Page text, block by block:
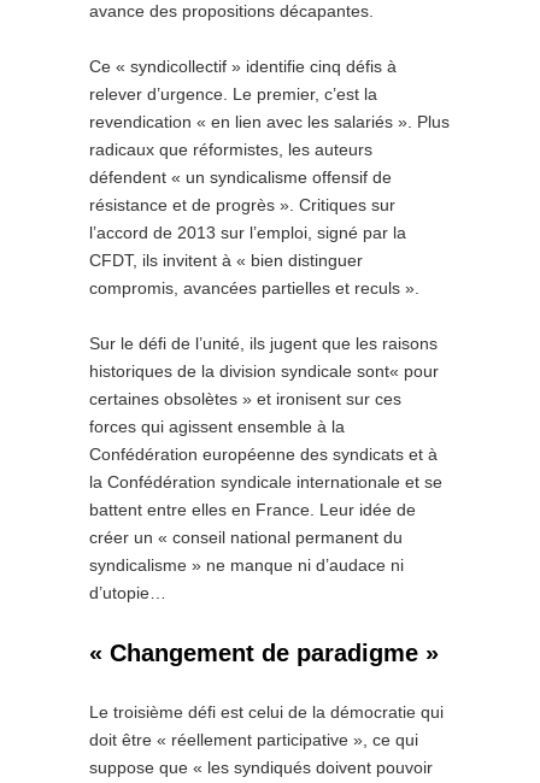
avance des propositions décapantes.
Ce « syndicollectif » identifie cinq défis à
relever d’urgence. Le premier, c’est la
revendication « en lien avec les salariés ». Plus
radicaux que réformistes, les auteurs
défendent « un syndicalisme offensif de
résistance et de progrès ». Critiques sur
l’accord de 2013 sur l’emploi, signé par la
CFDT, ils invitent à « bien distinguer
compromis, avancées partielles et reculs ».
Sur le défi de l’unité, ils jugent que les raisons
historiques de la division syndicale sont« pour
certaines obsolètes » et ironisent sur ces
forces qui agissent ensemble à la
Confédération européenne des syndicats et à
la Confédération syndicale internationale et se
battent entre elles en France. Leur idée de
créer un « conseil national permanent du
syndicalisme » ne manque ni d’audace ni
d’utopie…
« Changement de paradigme »
Le troisième défi est celui de la démocratie qui
doit être « réellement participative », ce qui
suppose que « les syndiqués doivent pouvoir